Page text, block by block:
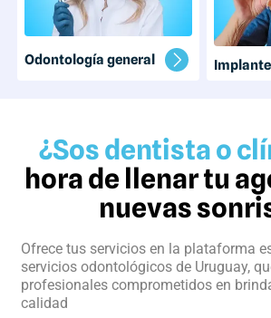
Odontología general
¿Sos dentista o
hora de llenar tu
nuevas
Ofrece tus servicios en la plataforma
servicios odontológicos de Uruguay,
profesionales comprometidos en
calidad